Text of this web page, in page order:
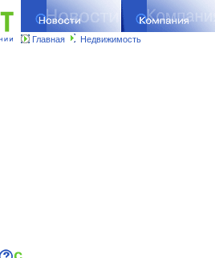
Главная Недвижимость